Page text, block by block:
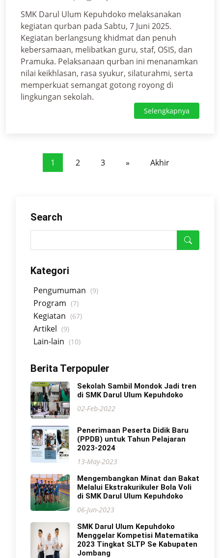
SMK Darul Ulum Kepuhdoko melaksanakan
kegiatan qurban pada Sabtu, 7 Juni 2025.
Kegiatan berlangsung khidmat dan penuh
kebersamaan, melibatkan guru, staf, OSIS, dan
Pramuka. Pelaksanaan qurban ini menanamkan
nilai keikhlasan, rasa syukur, silaturahmi, serta
memperkuat semangat gotong royong di
lingkungan sekolah.
Selengkapnya
1 2 3 » Akhir
Search
Kategori
Pengumuman (9)
Program (7)
Kegiatan (67)
Artikel (9)
Lain-lain (10)
Berita Terpopuler
Sekolah Sambil Mondok Jadi tren
di SMK Darul Ulum Kepuhdoko
02-Feb-2022
Penerimaan Peserta Didik Baru
(PPDB) untuk Tahun Pelajaran
2023-2024
13-May-2023
Mengembangkan Minat dan Bakat
Melalui Ekstrakurikuler Bola Voli
di SMK Darul Ulum Kepuhdoko
06-Jun-2023
SMK Darul Ulum Kepuhdoko
Menggelar Kompetisi Matematika
2023 Tingkat SLTP Se Kabupaten
Jombang